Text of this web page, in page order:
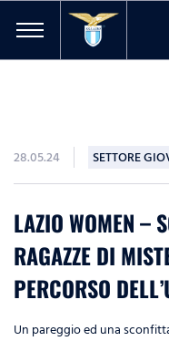
28.05.24 SETTORE
LAZIO WOMEN –
RAGAZZE DI
PERCORSO
Un pareggio ed una